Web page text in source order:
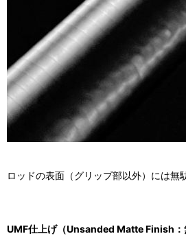
ロッドの表面（グリップ部以外）には無
UMF仕上げ（Unsanded Matte Finish：